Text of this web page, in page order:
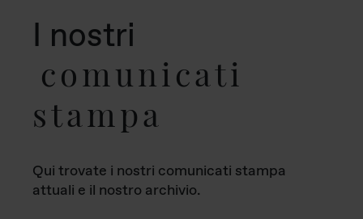
I nostri
comunicati
stampa
Qui trovate i nostri comunicati stampa
attuali e il nostro archivio.